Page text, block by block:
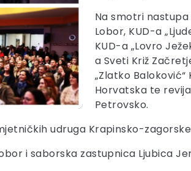
Na smotri nastupa
Lobor, KUD-a
KUD-a „Lovro
a Sveti Križ
„Zlatko
Horvatska te
Petrovsko.
udruga Krapinsko-zagorske
i saborska zastupnica Ljubica